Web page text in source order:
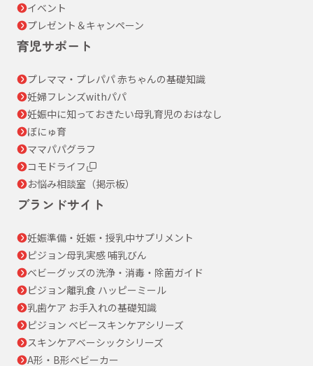
イベント
プレゼント＆キャンペーン
育児サポート
プレママ・プレパパ 赤ちゃんの基礎知識
妊婦フレンズwithパパ
妊娠中に知っておきたい母乳育児のおはなし
ぼにゅ育
ママパパグラフ
コモドライフ
お悩み相談室（掲示板）
ブランドサイト
妊娠準備・妊娠・授乳中サプリメント
ピジョン母乳実感 哺乳びん
ベビーグッズの洗浄・消毒・除菌ガイド
ピジョン離乳食 ハッピーミール
乳歯ケア お手入れの基礎知識
ピジョン ベビースキンケアシリーズ
スキンケアベーシックシリーズ
A形・B形ベビーカー